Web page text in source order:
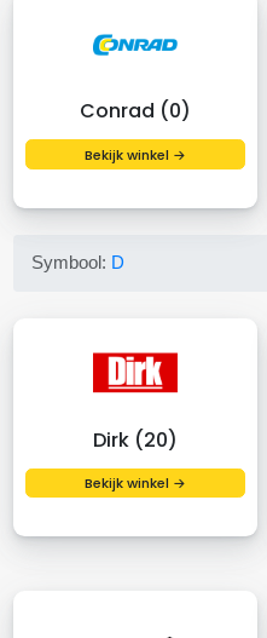
Conrad (0)
Bekijk winkel →
Symbool: D
Dirk (20)
Bekijk winkel →